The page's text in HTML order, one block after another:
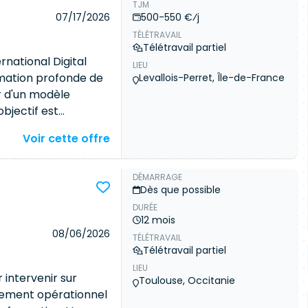
;
pratiques en
des
Generation). ·
Context
outils métiers et
des
·
AWS. ·
pour la
des
et métiers. ·
et au
07/17/2026
Digital
profonde de
d'un modèle
est
trois objectifs
nativement
automatisés
matière de
jalon
concret et urgent
rétro-
stratégique
recherchons un
Voir cette offre
TJM
500-550 €⁄j
TÉLÉTRAVAIL
Télétravail partiel
LIEU
Levallois-Perret, Île-de-France
08/06/2026
intervenir sur
opérationnel
DÉMARRAGE
Dès que possible
DURÉE
12 mois
TÉLÉTRAVAIL
Télétravail partiel
LIEU
Toulouse, Occitanie